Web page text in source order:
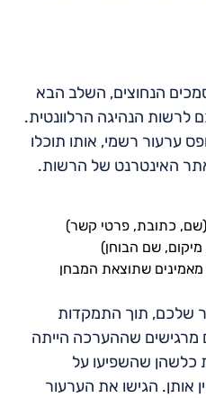
הנחוצים, השלב הבא
הנהיגה הרלוונטית.
ערעור רשמי, אותו תוכלו
האינטרנט של הרשות.
כתובת, פרטי קשר)
שם הבוחן)
שתוצאת המבחן
שלכם, תוך התמקדות
מרגישים שההערכה הייתה
כלשהן שהשפיעו על
אותן. הגישו את הערעור